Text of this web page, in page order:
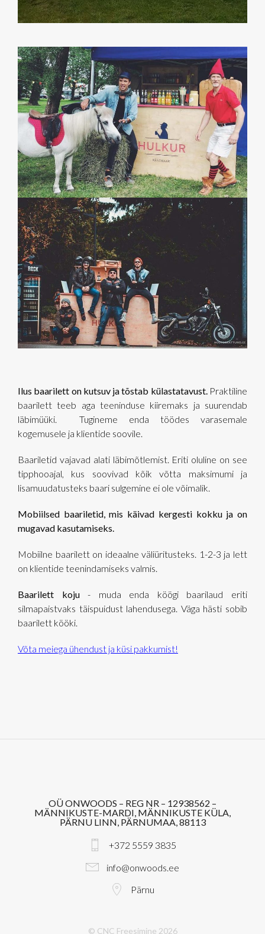
Ilus baarilett on kutsuv ja tõstab külastatavust.Praktiline
baarilett teeb aga teeninduse kiiremaks ja suurendab
läbimüüki. Tugineme enda töödes varasemale
kogemusele ja klientide soovile.
Baariletid vajavad alati läbimõtlemist. Eriti oluline on see
tipphooajal, kus soovivad kõik võtta maksimumi ja
lisamuudatusteks baari sulgemine ei ole võimalik.
Mobiilsed baariletid, mis käivad kergesti kokku ja on
mugavad kasutamiseks.
Mobiilne baarilett on ideaalne väliüritusteks. 1-2-3 ja lett
on klientide teenindamiseks valmis.
Baarilett koju- muda enda köögi baarilaud eriti
silmapaistvaks täispuidust lahendusega. Väga hästi sobib
baarilett kööki.
Võta meiega ühendust ja küsi pakkumist!
OÜ ONWOODS – REG NR – 12938562 –
MÄNNIKUSTE-MARDI, MÄNNIKUSTE KÜLA,
PÄRNU LINN, PÄRNUMAA, 88113
+372 5559 3835
info@onwoods.ee
Pärnu
© CNC Freesimine 2026